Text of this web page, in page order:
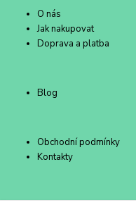
O nás
Jak nakupovat
Doprava a platba
Blog
Obchodní podmínky
Kontakty